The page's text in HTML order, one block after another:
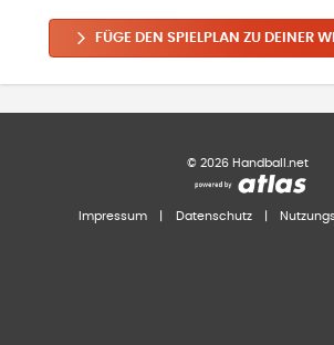
FÜGE DEN SPIELPLAN ZU DEINER
© 2026 Handball.net
Impressum Datenschutz